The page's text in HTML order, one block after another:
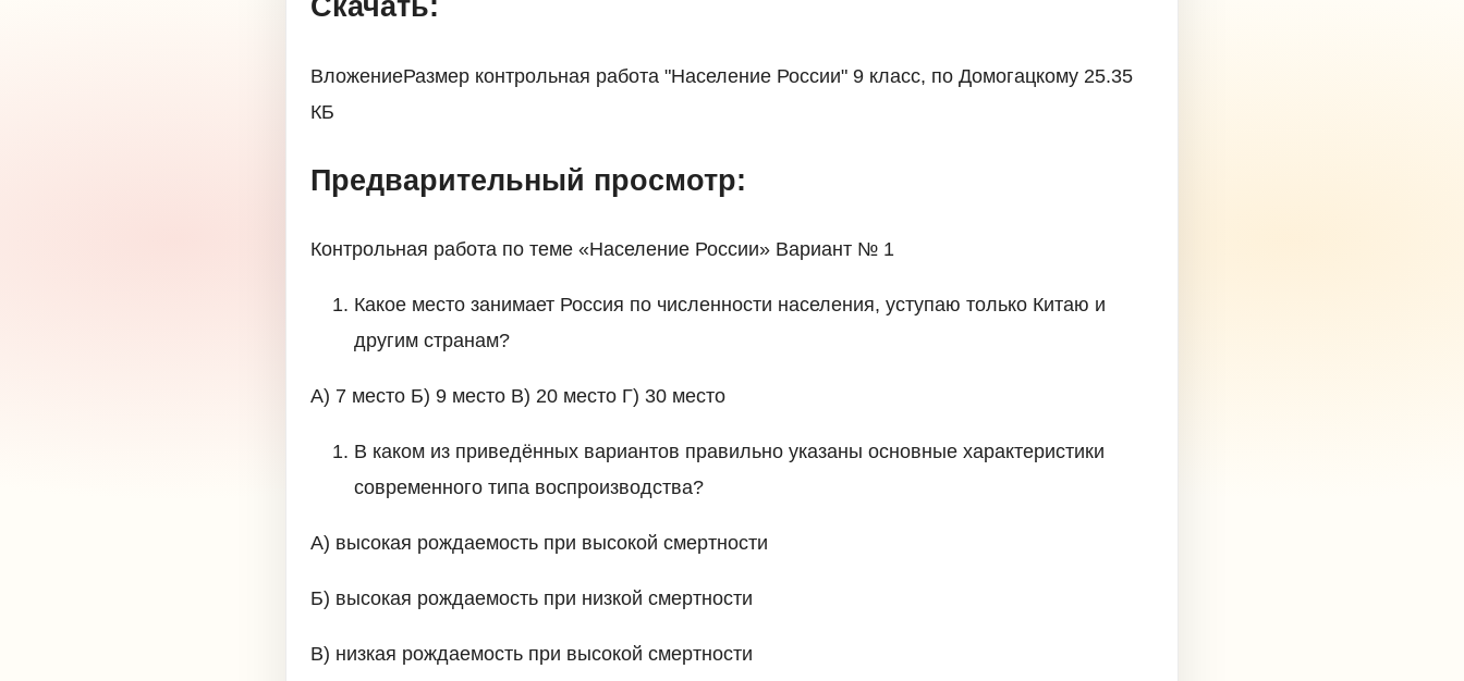
Скачать:
ВложениеРазмер контрольная работа "Население России" 9 класс, по Домогацкому 25.35
КБ
Предварительный просмотр:
Контрольная работа по теме «Население России» Вариант № 1
Какое место занимает Россия по численности населения, уступаю только Китаю и
другим странам?
А) 7 место Б) 9 место В) 20 место Г) 30 место
В каком из приведённых вариантов правильно указаны основные характеристики
современного типа воспроизводства?
А) высокая рождаемость при высокой смертности
Б) высокая рождаемость при низкой смертности
В) низкая рождаемость при высокой смертности